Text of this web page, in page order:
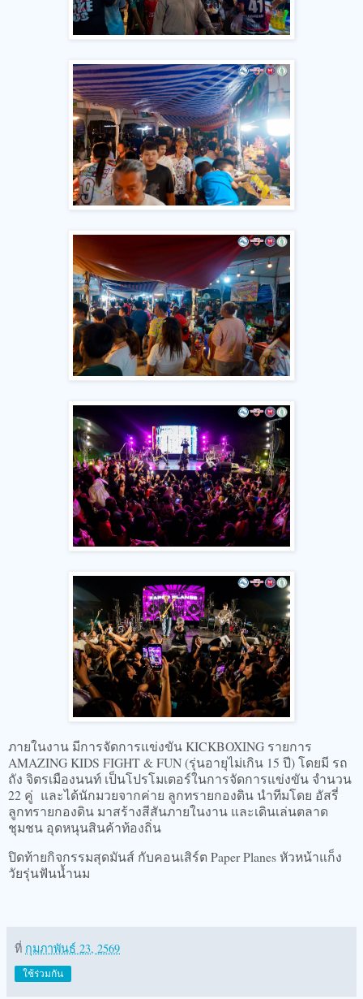
ภายในงาน มีการจัดการแข่งขัน KICKBOXING รายการ
AMAZING KIDS FIGHT & FUN (รุ่นอายุไม่เกิน 15 ปี) โดยมี รถ
ถัง จิตรเมืองนนท์ เป็นโปรโมเตอร์ในการจัดการแข่งขัน จำนวน
22 คู่ และได้นักมวยจากค่าย ลูกทรายกองดิน นำทีมโดย อัสรี่
ลูกทรายกองดิน มาสร้างสีสันภายในงาน และเดินเล่นตลาด
ชุมชน อุดหนุนสินค้าท้องถิ่น
ปิดท้ายกิจกรรมสุดมันส์ กับคอนเสิร์ต Paper Planes หัวหน้าแก็ง
วัยรุ่นฟันน้ำนม
ที่ กุมภาพันธ์ 23, 2569
ใช้ร่วมกัน